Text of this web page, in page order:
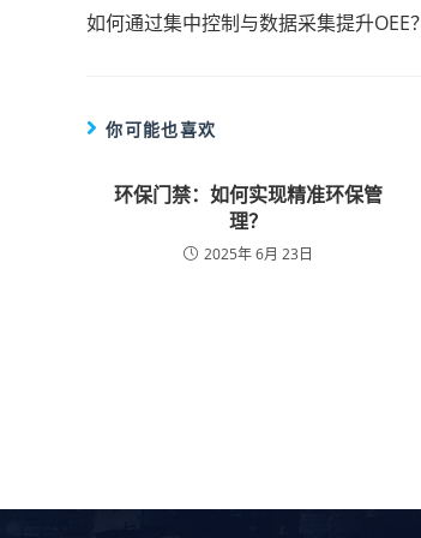
如何通过集中控制与数据采集提升OEE？
你可能也喜欢
环保门禁：如何实现精准环保管
理？
2025年 6月 23日